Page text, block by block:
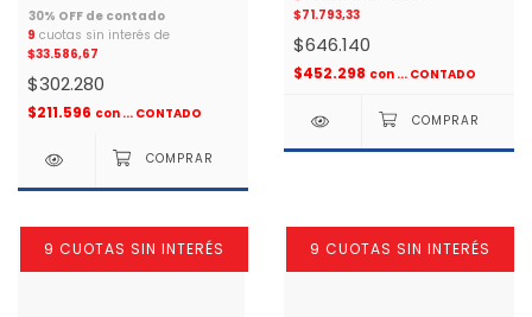
9 cuotas sin interés de
$33.586,67
$302.280
$211.596 con ... CONTADO
$71.793,33
$646.140
$452.298 con ... CONTADO
9 CUOTAS SIN INTERÉS 9 CUOTAS SIN INTERÉS